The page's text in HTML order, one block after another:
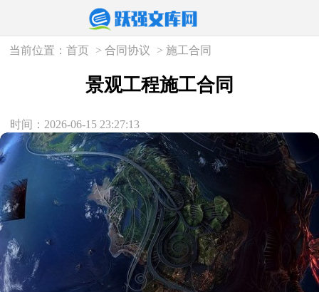
当前位置：首页 >合同协议 >施工合同
景观工程施工合同
时间：2026-06-15 23:27:13